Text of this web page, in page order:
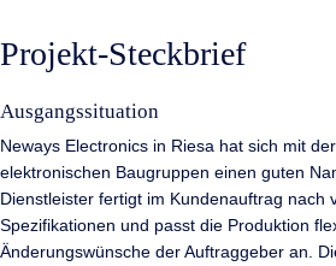
Projekt-Steckbrief
Ausgangssituation
Neways Electronics in Riesa hat sich mit
elektronischen Baugruppen einen guten
Dienstleister fertigt im Kundenauftrag nach
Spezifikationen und passt die Produktion
Änderungswünsche der Auftraggeber an.